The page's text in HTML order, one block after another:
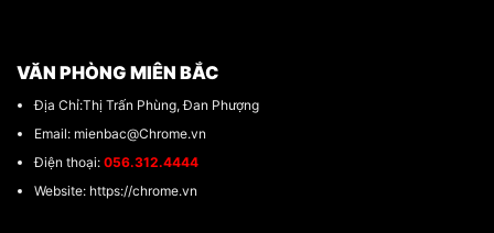
VĂN PHÒNG MIÊN BẮC
Địa Chỉ:Thị Trấn Phùng, Đan Phượng
Email: mienbac@Chrome.vn
Điện thoại: 056.312.4444
Website: https://chrome.vn